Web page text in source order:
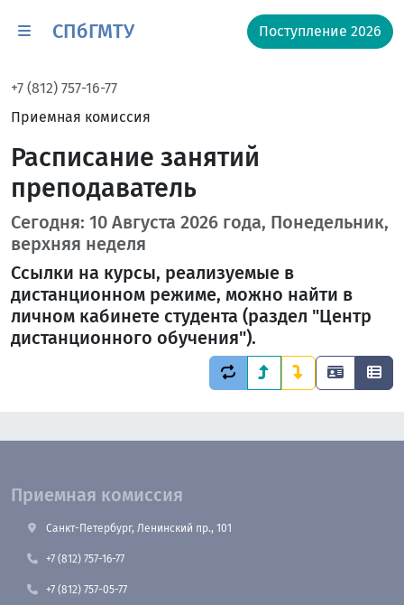
СПбГМТУ Поступление 2026
+7 (812) 757-16-77
Приемная комиссия
Расписание занятий
преподаватель
Сегодня: 10 Августа 2026 года, Понедельник,
верхняя неделя
Ссылки на курсы, реализуемые в
дистанционном режиме, можно найти в
личном кабинете студента (раздел "Центр
дистанционного обучения").
Приемная комиссия
Санкт-Петербург, Ленинский пр., 101
+7 (812) 757-16-77
+7 (812) 757-05-77